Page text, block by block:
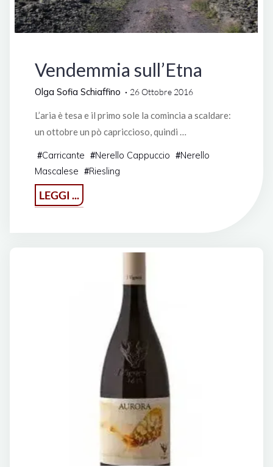
Vendemmia sull’Etna
Olga Sofia Schiaffino 26 Ottobre 2016
L’aria è tesa e il primo sole la comincia a scaldare:
un ottobre un pò capriccioso, quindi …
#Carricante #Nerello Cappuccio #Nerello
Mascalese #Riesling
LEGGI ...
sull’Etna"